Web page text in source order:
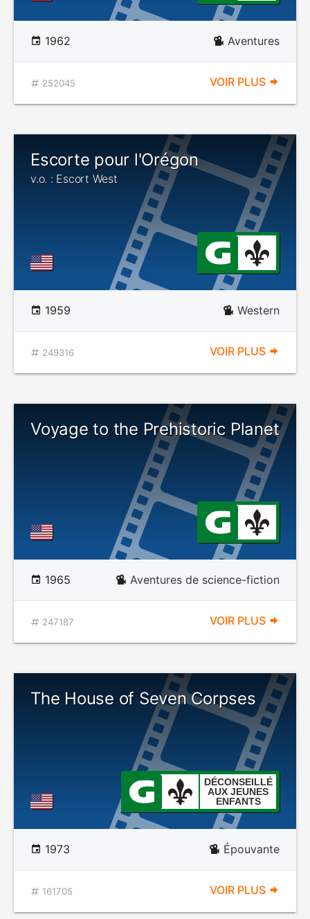
1962 Aventures
252045 VOIR PLUS
Escorte pour l'Orégon
v.o. : Escort West
1959 Western
249316 VOIR PLUS
Voyage to the Prehistoric Planet
1965 Aventures de science-fiction
247187 VOIR PLUS
The House of Seven Corpses
DÉCONSEILLÉ
AUX JEUNES
ENFANTS
1973 Épouvante
161705 VOIR PLUS